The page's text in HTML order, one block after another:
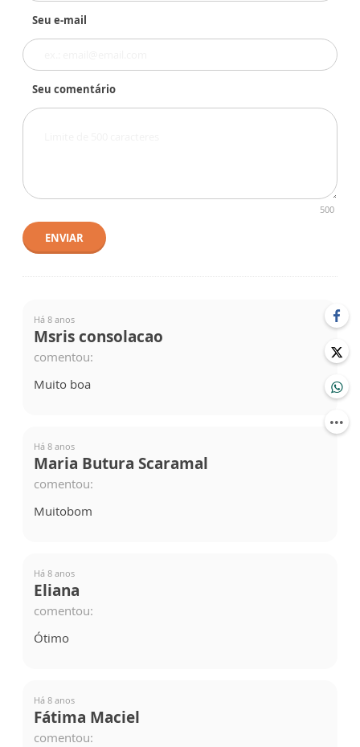
Seu e-mail
Seu comentário
500
ENVIAR
Há 8 anos
Msris consolacao
comentou:
Muito boa
Há 8 anos
Maria Butura Scaramal
comentou:
Muitobom
Há 8 anos
Eliana
comentou:
Ótimo
Há 8 anos
Fátima Maciel
comentou: